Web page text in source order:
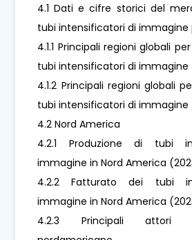
4.1 Dati e cifre storici del
tubi intensificatori di immagine
4.1.1 Principali regioni globali
tubi intensificatori di immagine
4.1.2 Principali regioni globali
tubi intensificatori di immagine
4.2 Nord America
4.2.1 Produzione di tubi
immagine in Nord America
4.2.2 Fatturato dei tubi
immagine in Nord America
4.2.3 Principali attori